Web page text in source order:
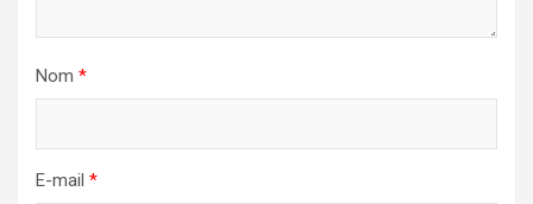
Nom *
E-mail *